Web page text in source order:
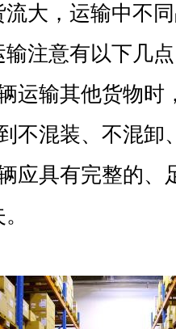
大，运输中不
注意有以下几
运输其他货物时
不混装、不混卸
应具有完整的、